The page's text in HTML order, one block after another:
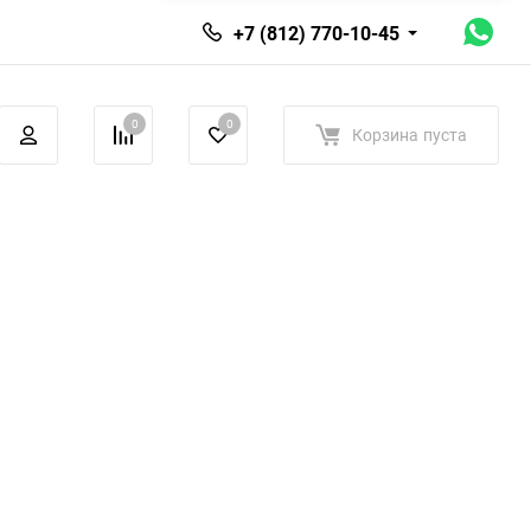
+7 (812) 770-10-45
0 0 Корзина пуста